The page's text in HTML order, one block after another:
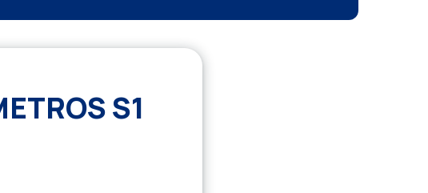
S1